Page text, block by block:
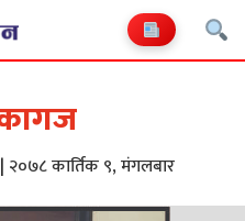
| २०७८ कार्तिक ९, मंगलबार